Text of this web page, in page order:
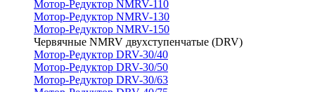
Мотор-Редуктор NMRV-110
Мотор-Редуктор NMRV-130
Мотор-Редуктор NMRV-150
Червячные NMRV двухступенчатые (DRV)
Мотор-Редуктор DRV-30/40
Мотор-Редуктор DRV-30/50
Мотор-Редуктор DRV-30/63